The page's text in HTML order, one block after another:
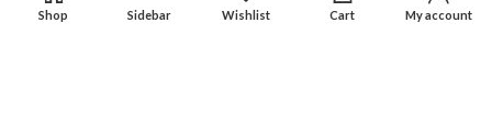
Shop Sidebar Wishlist Cart My account